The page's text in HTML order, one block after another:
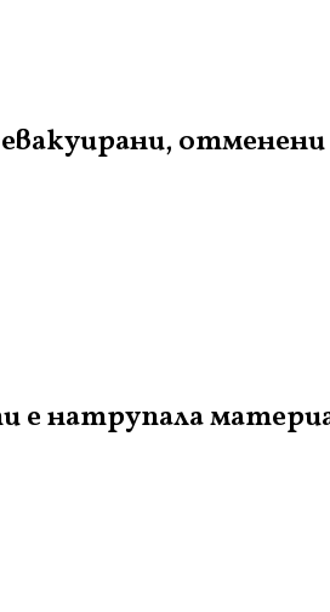
отменени
натрупала